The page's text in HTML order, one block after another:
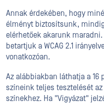
Annak érdekében, hogy
élményt biztosítsunk,
elérhetőek akarunk
betartjuk a WCAG 2.1
vonatkozóan.
Az alábbiakban láthatja a
színeink teljes tesztelését
színekhez. Ha "Vigyázat"